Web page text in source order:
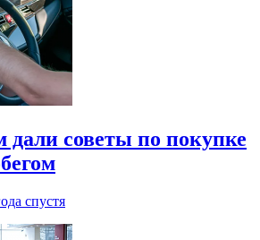
дали советы по покупке
спустя